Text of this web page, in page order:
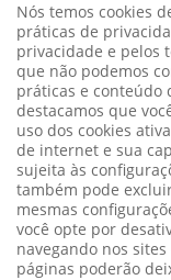
Nós temos cookies
práticas de
privacidade e pelos
que não podemos
práticas e conteúdo
destacamos que
uso dos cookies
de internet e sua
sujeita às
também pode
mesmas
você opte por
navegando nos
páginas poderão